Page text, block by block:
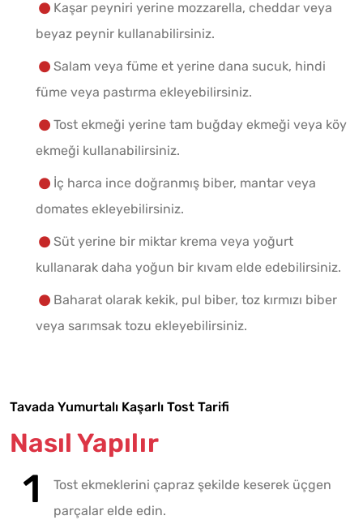
Kaşar peyniri yerine mozzarella, cheddar veya
beyaz peynir kullanabilirsiniz.
Salam veya füme et yerine dana sucuk, hindi
füme veya pastırma ekleyebilirsiniz.
Tost ekmeği yerine tam buğday ekmeği veya köy
ekmeği kullanabilirsiniz.
İç harca ince doğranmış biber, mantar veya
domates ekleyebilirsiniz.
Süt yerine bir miktar krema veya yoğurt
kullanarak daha yoğun bir kıvam elde edebilirsiniz.
Baharat olarak kekik, pul biber, toz kırmızı biber
veya sarımsak tozu ekleyebilirsiniz.
Tavada Yumurtalı Kaşarlı Tost Tarifi
Nasıl Yapılır
Tost ekmeklerini çapraz şekilde keserek üçgen
parçalar elde edin.